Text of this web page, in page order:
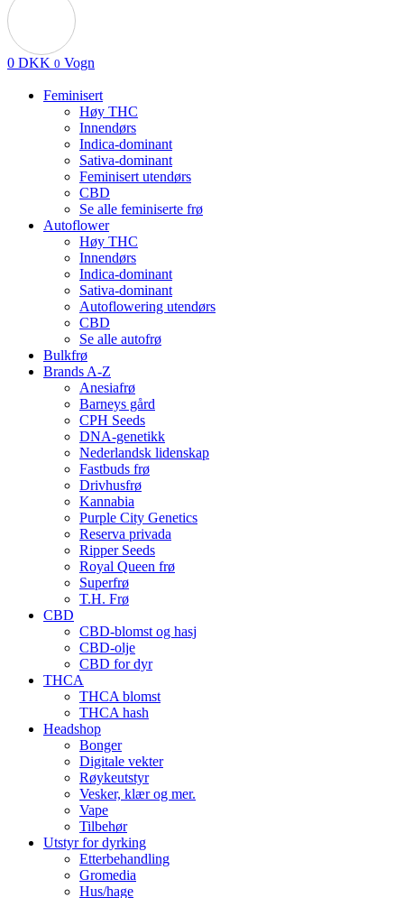
0 DKK 0 Vogn
Feminisert
Høy THC
Innendørs
Indica-dominant
Sativa-dominant
Feminisert utendørs
CBD
Se alle feminiserte frø
Autoflower
Høy THC
Innendørs
Indica-dominant
Sativa-dominant
Autoflowering utendørs
CBD
Se alle autofrø
Bulkfrø
Brands A-Z
Anesiafrø
Barneys gård
CPH Seeds
DNA-genetikk
Nederlandsk lidenskap
Fastbuds frø
Drivhusfrø
Kannabia
Purple City Genetics
Reserva privada
Ripper Seeds
Royal Queen frø
Superfrø
T.H. Frø
CBD
CBD-blomst og hasj
CBD-olje
CBD for dyr
THCA
THCA blomst
THCA hash
Headshop
Bonger
Digitale vekter
Røykeutstyr
Vesker, klær og mer.
Vape
Tilbehør
Utstyr for dyrking
Etterbehandling
Gromedia
Hus/hage